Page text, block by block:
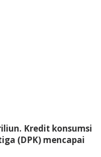
Kredit konsumsi
(DPK) mencapai